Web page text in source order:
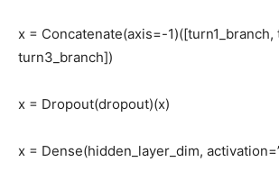
x = Concatenate(axis=-1)([turn1_branch,
turn3_branch])
x = Dropout(dropout)(x)
x = Dense(hidden_layer_dim,